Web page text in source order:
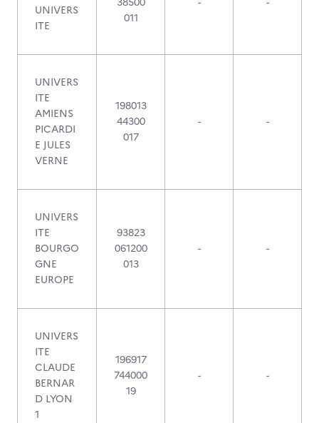
UNIVERS
ITE
011
UNIVERS
ITE
AMIENS
PICARDI
E JULES
VERNE
198013
44300
017
- -
UNIVERS
ITE
BOURGO
GNE
EUROPE
93823
061200
013
- -
UNIVERS
ITE
CLAUDE
BERNAR
D LYON
1
196917
744000
19
- -